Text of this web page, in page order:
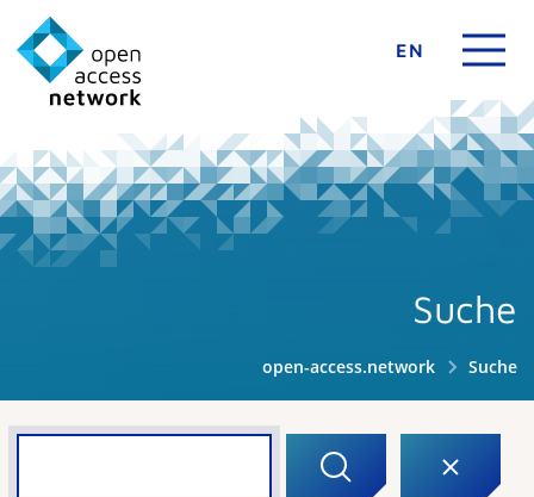
EN
Suche
open-access.network Suche